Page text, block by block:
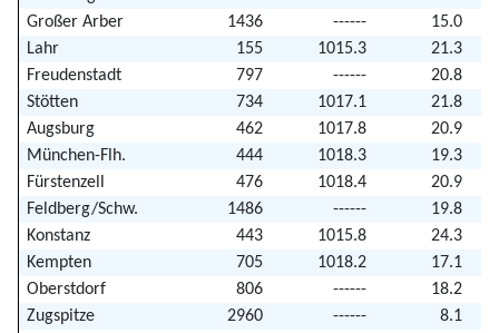
Großer Arber
1436 ------
15.0
Lahr
155 1015.3
21.3
Freudenstadt
797 ------
20.8
Stötten
734 1017.1
21.8
Augsburg
462 1017.8
20.9
München-Flh.
444 1018.3
19.3
Fürstenzell
476 1018.4
20.9
Feldberg/Schw.
1486 ------
19.8
Konstanz
443 1015.8
24.3
Kempten
705 1018.2
17.1
Oberstdorf
806 ------
18.2
Zugspitze
2960 ------
8.1